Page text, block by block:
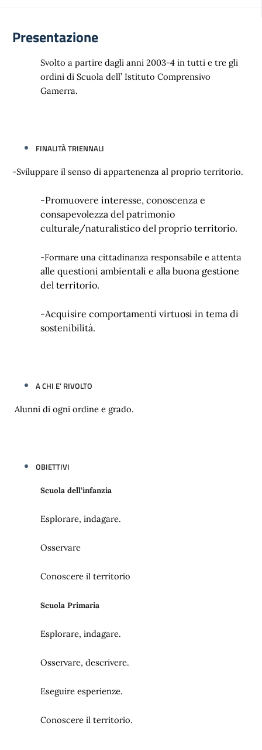
Presentazione
Svolto a partire dagli anni 2003-4 in tutti e tre gli
ordini di Scuola dell’ Istituto Comprensivo
Gamerra.
FINALITÀ TRIENNALI
-Sviluppare il senso di appartenenza al proprio territorio.
-Promuovere interesse, conoscenza e
consapevolezza del patrimonio
culturale/naturalistico del proprio territorio.
-Formare una cittadinanza responsabile e attenta
alle questioni ambientali e alla buona gestione
del territorio.
-Acquisire comportamenti virtuosi in tema di
sostenibilità.
A CHI E’ RIVOLTO
Alunni di ogni ordine e grado.
OBIETTIVI
Scuola dell’infanzia
Esplorare, indagare.
Osservare
Conoscere il territorio
Scuola Primaria
Esplorare, indagare.
Osservare, descrivere.
Eseguire esperienze.
Conoscere il territorio.